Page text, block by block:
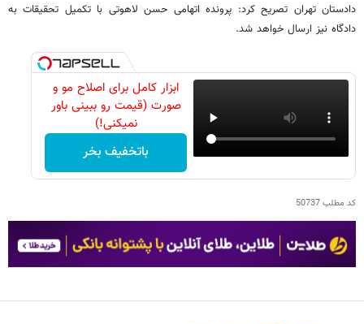
دادستان تهران تصریح کرد: پرونده اتهامی حسن لاهوتی با تکمیل تحقیقات به
دادگاه نیز ارسال خواهد شد.
ابزار کامل برای اصلاح مو و
صورت (قیمت رو ببینی باور
نمیکنی!)
باتخفیف بخر
کد مطلب50737